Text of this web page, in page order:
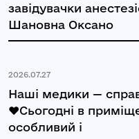
завідувачки
Шановна Оксано
2026.07.27
Наші медики —
❤️Сьогодні в
особливий і